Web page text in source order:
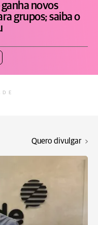
novos
grupos; saiba o
Quero divulgar